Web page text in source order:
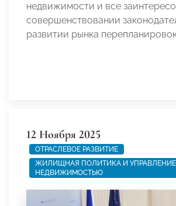
недвижимости и все
совершенствовании
развитии рынка
12 Ноября 2025
ОТРАСЛЕВОЕ РАЗВИТИЕ
ЖИЛИЩНАЯ ПОЛИТИКА И УПРАВЛЕНИЕ
НЕДВИЖИМОСТЬЮ